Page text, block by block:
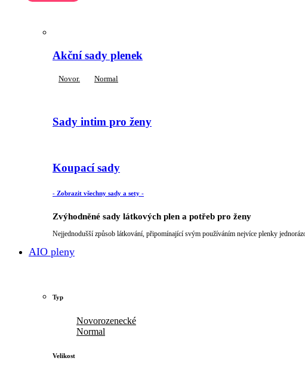
Akční sady plenek
Novor. Normal
Sady intim pro ženy
Koupací sady
- Zobrazit všechny sady a sety -
Zvýhodněné sady látkových plen a potřeb pro ženy
Nejjednodušší způsob látkování, připomínající svým používáním nejvíce plenky
AIO pleny
Typ
Novorozenecké
Normal
Velikost